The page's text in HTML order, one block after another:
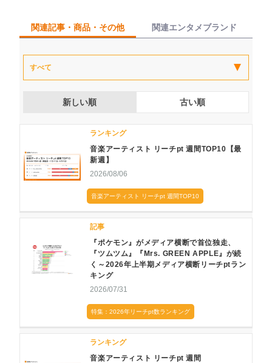
関連記事・商品・その他 関連エンタメブランド
新しい順 古い順
ランキング
音楽アーティスト リーチpt 週間TOP10【最
新週】
2026/08/06
音楽アーティスト リーチpt 週間TOP10
記事
『ポケモン』がメディア横断で首位独走、
『ツムツム』『Mrs. GREEN APPLE』が続
く～2026年上半期メディア横断リーチptラン
キング
2026/07/31
特集：2026年リーチpt数ランキング
ランキング
音楽アーティスト リーチpt 週間